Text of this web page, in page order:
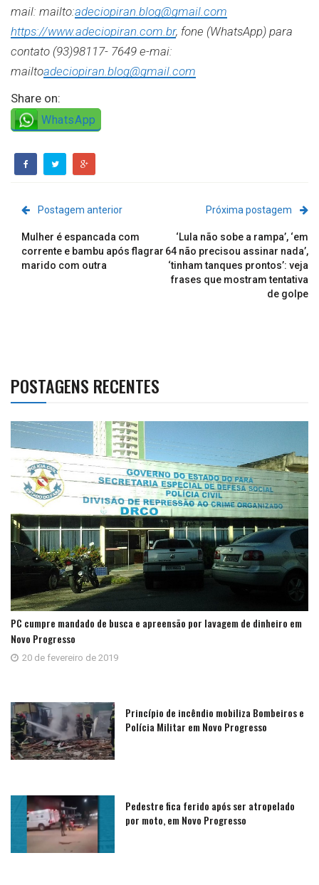
mail: mailto:adeciopiran.blog@gmail.com
https://www.adeciopiran.com.br, fone (WhatsApp) para
contato (93)98117- 7649 e-mai:
mailtoadeciopiran.blog@gmail.com
Share on:
WhatsApp
Postagem anterior
Mulher é espancada com
corrente e bambu após flagrar
marido com outra
Próxima postagem
‘Lula não sobe a rampa’, ‘em
64 não precisou assinar nada’,
‘tinham tanques prontos’: veja
frases que mostram tentativa
de golpe
POSTAGENS RECENTES
PC cumpre mandado de busca e apreensão por lavagem de dinheiro em
Novo Progresso
20 de fevereiro de 2019
Princípio de incêndio mobiliza Bombeiros e
Polícia Militar em Novo Progresso
Pedestre fica ferido após ser atropelado
por moto, em Novo Progresso